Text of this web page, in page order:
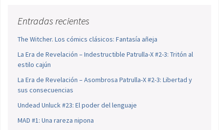
Entradas recientes
The Witcher. Los cómics clásicos: Fantasía añeja
La Era de Revelación – Indestructible Patrulla-X #2-3: Tritón al
estilo cajún
La Era de Revelación – Asombrosa Patrulla-X #2-3: Libertad y
sus consecuencias
Undead Unluck #23: El poder del lenguaje
MAD #1: Una rareza nipona